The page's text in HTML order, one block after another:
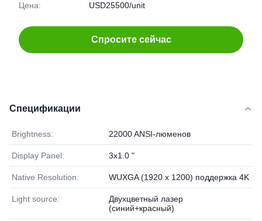
Цена: USD25500/unit
Спросите сейчас
Спецификации
Brightness: 22000 ANSI-люменов
Display Panel: 3x1.0 "
Native Resolution: WUXGA (1920 x 1200) поддержка 4K
Light source:
Двухцветный лазер
(синий+красный)